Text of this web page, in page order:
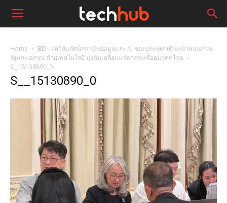
Home
BDI เผยวิสัยทัศน์สถาบันข้อมูลและ AI ของประเทศ เดินหน้าหนุนภาค
รัฐและเอกชน ด้วยเทคโนโลยี มุ่งขับเคลื่อนนวัตกรรมเพื่ออนาคตไทย
S__15130890_0
S__15130890_0